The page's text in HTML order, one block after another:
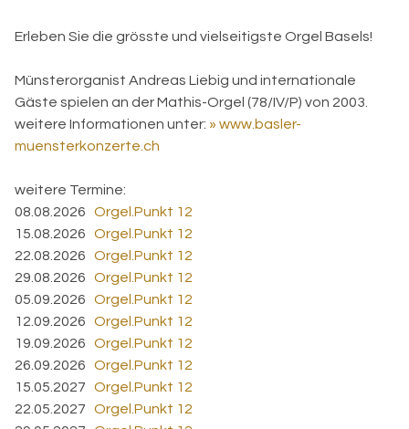
Erleben Sie die grösste und vielseitigste Orgel Basels!
Münsterorganist Andreas Liebig und internationale
Gäste spielen an der Mathis-Orgel (78/IV/P) von 2003.
weitere Informationen unter: » www.basler-
muensterkonzerte.ch
weitere Termine:
08.08.2026 Orgel.Punkt 12
15.08.2026 Orgel.Punkt 12
22.08.2026 Orgel.Punkt 12
29.08.2026 Orgel.Punkt 12
05.09.2026 Orgel.Punkt 12
12.09.2026 Orgel.Punkt 12
19.09.2026 Orgel.Punkt 12
26.09.2026 Orgel.Punkt 12
15.05.2027 Orgel.Punkt 12
22.05.2027 Orgel.Punkt 12